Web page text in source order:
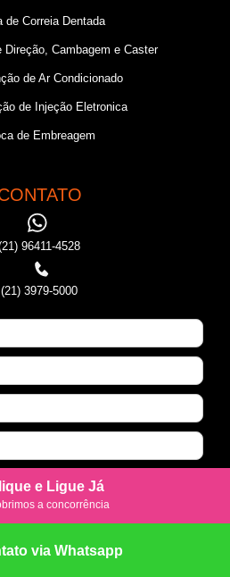
de Correia Dentada
Direção, Cambagem e Caster
de Ar Condicionado
de Injeção Eletronica
de Embreagem
96411-4528
(21) 3979-5000
e Ligue Já
a concorrência
via Whatsapp